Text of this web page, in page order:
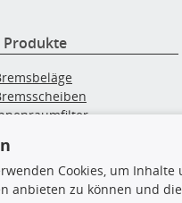
Produkte
Cookies, um
anbieten zu können und